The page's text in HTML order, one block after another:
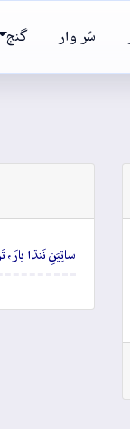
سُر وار گنج
ساٿِيَنِ نَنڌا بارَ،